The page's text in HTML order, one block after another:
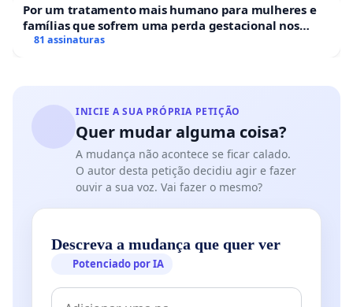
Por um tratamento mais humano para mulheres e
famílias que sofrem uma perda gestacional nos
hospitais portugueses
81 assinaturas
INICIE A SUA PRÓPRIA PETIÇÃO
Quer mudar alguma coisa?
A mudança não acontece se ficar calado.
O autor desta petição decidiu agir e fazer
ouvir a sua voz. Vai fazer o mesmo?
Descreva a mudança que quer ver
Potenciado por IA